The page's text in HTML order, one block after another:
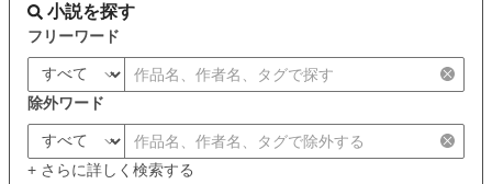
小説を探す
フリーワード
除外ワード
+ さらに詳しく検索する